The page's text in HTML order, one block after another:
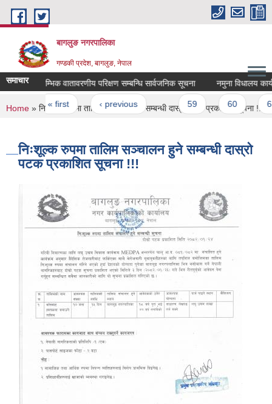
Skip to main content
बागलुङ नगरपालिका
गण्डकी प्रदेश, बागलुङ, नेपाल
समाचारप्रारम्भिक वातावरणीय परिक्षण सम्बन्धि सार्वजनिक सूचना नमुना विधालय
Pages
« first ‹ previous … 59 60 61
You are here
Home » निःशूल्क रुपमा तालिम सञ्चालन हुने सम्बन्धी दास्रो पटक प्रकाशित सूचना !!!
निःशूल्क रुपमा तालिम सञ्चालन हुने सम्बन्धी दास्रो
पटक प्रकाशित सूचना !!!